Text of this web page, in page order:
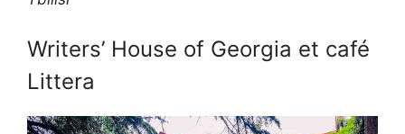
Writers’ House of Georgia et café
Littera